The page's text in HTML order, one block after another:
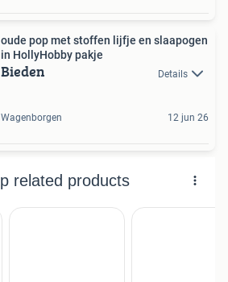
oude pop met stoffen lijfje en slaapogen
in HollyHobby pakje
Bieden Details
Wagenborgen 12 jun 26